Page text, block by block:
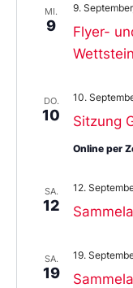
MI.
9
Flyer-
9.
DO.
10 Sitzung
10.
Online per
SA.
12
12.
SA.
19
19.